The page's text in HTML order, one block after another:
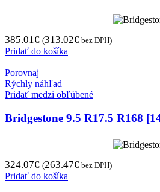
385.01€ (313.02€ bez DPH)
Pridať do košíka
Porovnaj
Rýchly náhľad
Pridať medzi obľúbené
Bridgestone 9.5 R17.5 R168
324.07€ (263.47€ bez DPH)
Pridať do košíka